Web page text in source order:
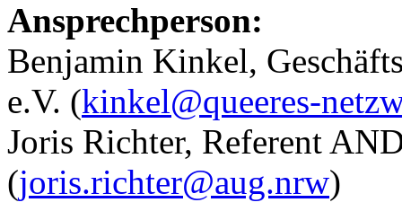
Ansprechperson:
Benjamin Kinkel,
e.V. (kinkel@queeres-
Joris Richter, Referent
(joris.richter@aug.nrw)